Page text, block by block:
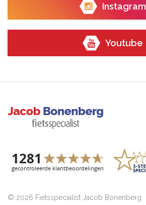
Instagram
Youtube
© 2026 Fietsspecialist Jacob Bonenberg